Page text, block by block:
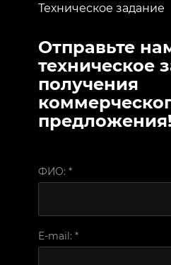
Техническое задание
Отправьте
техническое
получения
предложения!
ФИО: *
E-mail: *